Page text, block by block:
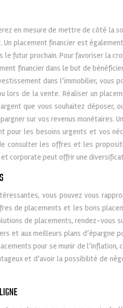
en mesure de mettre de côté la
placement financier est
futur prochain. Pour favoriser la
financier dans le but de
dans l’immobilier, vous
de la vente. Réaliser un
que vous souhaitez déposer,
sur vos revenus monétaires. Un
pour les besoins urgents et vos
consulter les offres et les
corporate peut offrir une
vous pouvez vous
de placements et les bons
de placements, rendez-vous
et aux meilleurs plans d’épargne
pour se munir de l’inflation,
et d’avoir la possibilité de